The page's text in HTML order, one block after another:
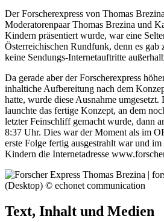
Der Forscherexpress von Thomas
Moderatorenpaar Thomas Brezina und
Kindern präsentiert wurde, war eine
Österreichischen Rundfunk, denn es gab
keine Sendungs-Internetauftritte
Da gerade aber der Forscherexpress
inhaltiche Aufbereitung nach dem
hatte, wurde diese Ausnahme
launchte das fertige Konzept, an dem
letzter Feinschliff gemacht wurde, dann
8:37 Uhr. Dies war der Moment als im
erste Folge fertig ausgestrahlt war und im
Kindern die Internetadresse
Text, Inhalt und Medien